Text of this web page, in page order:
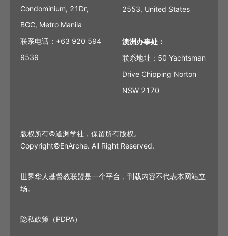
Condominium, 21Dr,
BGC, Metro Manila
联系电话：+63 920 594
9539
2553, United States
澳洲办事处：
联系地址：50 Yachtsman
Drive Chipping Norton
NSW 2170
版权所有©道渊学社，保留所有版权。
Copyright©EnArche. All Right Reserved.
世界华人基督教联盟是一个平台，刊载内容不代表本网站立
场。
隐私政策（PDPA）